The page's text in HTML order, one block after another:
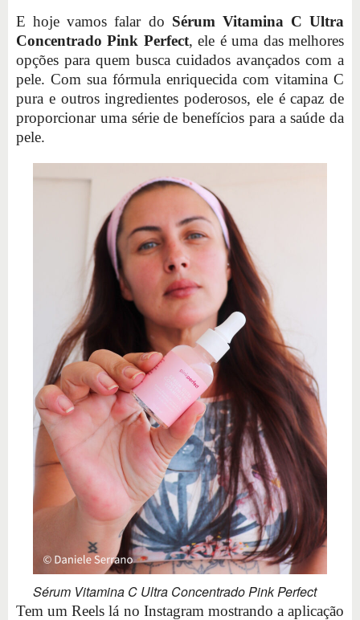
E hoje vamos falar do Sérum Vitamina C Ultra
Concentrado Pink Perfect, ele é uma das melhores
opções para quem busca cuidados avançados com a
pele. Com sua fórmula enriquecida com vitamina C
pura e outros ingredientes poderosos, ele é capaz de
proporcionar uma série de benefícios para a saúde da
pele.
Sérum Vitamina C Ultra Concentrado Pink Perfect
Tem um Reels lá no Instagram mostrando a aplicação